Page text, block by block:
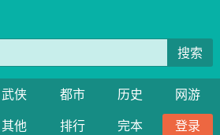
搜索
武侠 都市 历史
网游
其他 排行 完本
登录